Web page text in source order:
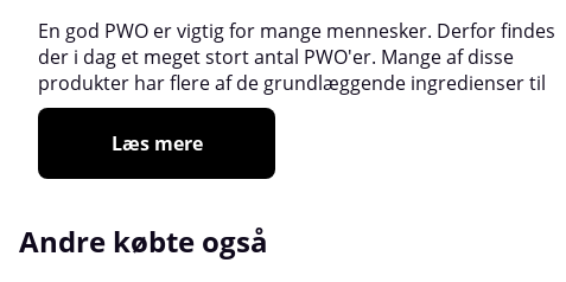
En god PWO er vigtig for mange mennesker. Derfor findes
der i dag et meget stort antal PWO'er. Mange af disse
produkter har flere af de grundlæggende ingredienser til
Læs mere
Andre købte også